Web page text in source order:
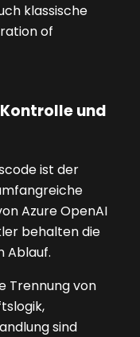
klassische
of
und
ist der
Azure OpenAI
behalten die
Ablauf.
Trennung von
sind